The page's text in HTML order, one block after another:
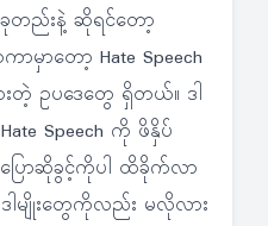
တည်းနဲ့ ဆိုရင်တော့
မှာတော့ Hate Speech
ဥပဒေတွေ ရှိတယ်။ ဒါ
Speech ကို ဖိနှိပ်
ြောဆိုခွင့်ကိုပါ ထိခိုက်လာ
ါမျိုးတွေကိုလည်း မလိုလား